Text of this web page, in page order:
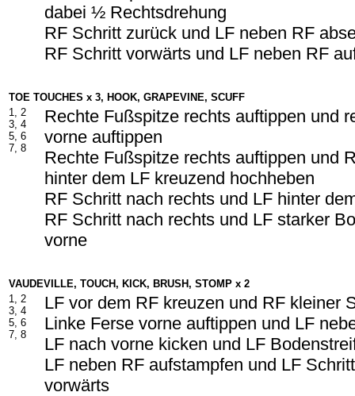
dabei ½ Rechtsdrehung
RF Schritt zurück und LF neben RF
RF Schritt vorwärts und LF neben RF
TOE TOUCHES x 3, HOOK, GRAPEVINE, SCUFF
1, 2
3, 4
5, 6
7, 8
Rechte Fußspitze rechts auftippen und
vorne auftippen
Rechte Fußspitze rechts auftippen und
hinter dem LF kreuzend hochheben
RF Schritt nach rechts und LF hinter
RF Schritt nach rechts und LF starker
vorne
VAUDEVILLE, TOUCH, KICK, BRUSH, STOMP x 2
1, 2
3, 4
5, 6
7, 8
LF vor dem RF kreuzen und RF kleiner
Linke Ferse vorne auftippen und LF
LF nach vorne kicken und LF
LF neben RF aufstampfen und LF
vorwärts